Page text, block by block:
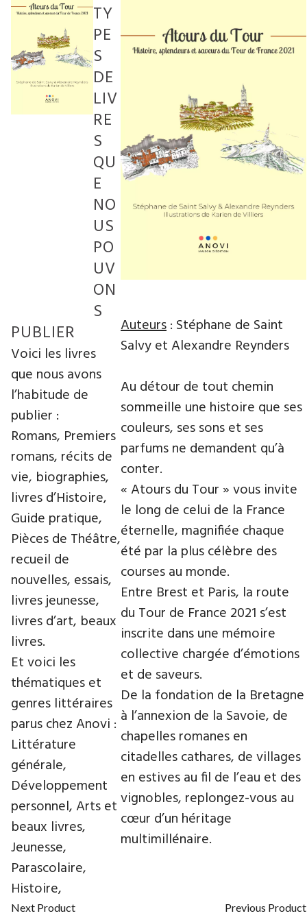
Auteurs: Stéphane de Saint
Salvy et Alexandre Reynders
Au détour de tout chemin
sommeille une histoire que ses
couleurs, ses sons et ses
parfums ne demandent qu’à
conter.
« Atours du Tour » vous invite
le long de celui de la France
éternelle, magnifiée chaque
été par la plus célèbre des
courses au monde.
Entre Brest et Paris, la route
du Tour de France 2021 s’est
inscrite dans une mémoire
collective chargée d’émotions
et de saveurs.
De la fondation de la Bretagne
à l’annexion de la Savoie, de
chapelles romanes en
citadelles cathares, de villages
en estives au fil de l’eau et des
vignobles, replongez-vous au
cœur d’un héritage
multimillénaire.
Next Product Previous Product
TY
PE
S
DE
LIV
RE
S
QU
E
NO
US
PO
UV
ON
S
PUBLIER
Voici les livres
que nous avons
l’habitude de
publier :
Romans, Premiers
romans, récits de
vie, biographies,
livres d’Histoire,
Guide pratique,
Pièces de Théâtre,
recueil de
nouvelles, essais,
livres jeunesse,
livres d’art, beaux
livres.
Et voici les
thématiques et
genres littéraires
parus chez Anovi :
Littérature
générale,
Développement
personnel, Arts et
beaux livres,
Jeunesse,
Parascolaire,
Histoire,